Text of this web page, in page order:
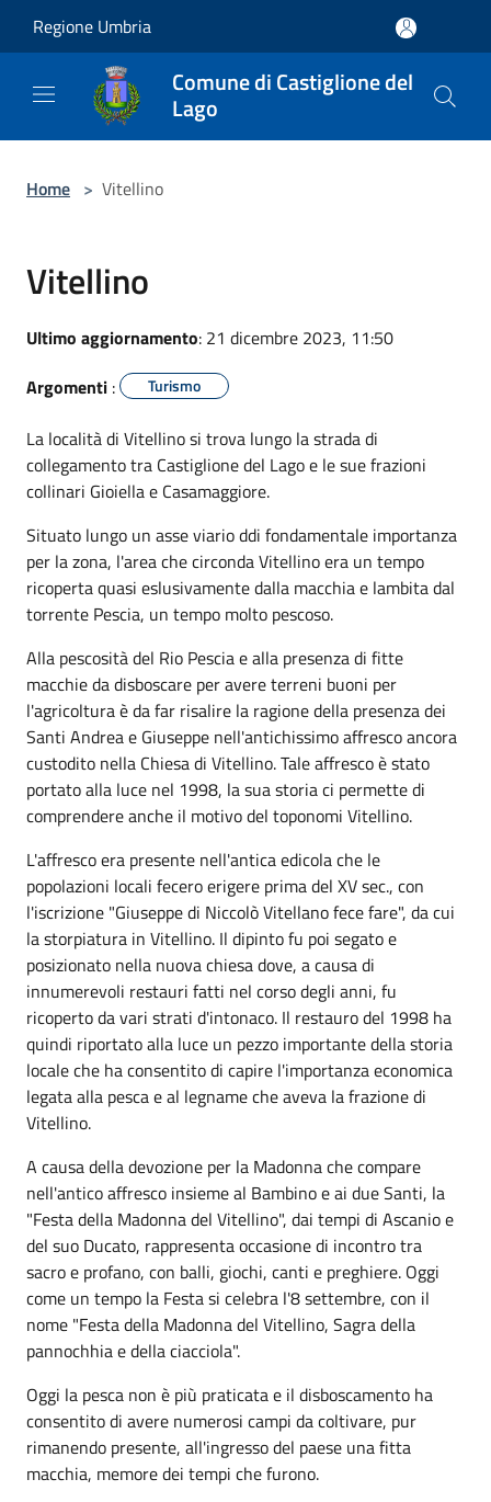
Regione Umbria
Comune di Castiglione del
Lago
Home > Vitellino
Vitellino
Ultimo aggiornamento: 21 dicembre 2023, 11:50
Argomenti : Turismo
La località di Vitellino si trova lungo la strada di
collegamento tra Castiglione del Lago e le sue frazioni
collinari Gioiella e Casamaggiore.
Situato lungo un asse viario ddi fondamentale importanza
per la zona, l'area che circonda Vitellino era un tempo
ricoperta quasi eslusivamente dalla macchia e lambita dal
torrente Pescia, un tempo molto pescoso.
Alla pescosità del Rio Pescia e alla presenza di fitte
macchie da disboscare per avere terreni buoni per
l'agricoltura è da far risalire la ragione della presenza dei
Santi Andrea e Giuseppe nell'antichissimo affresco ancora
custodito nella Chiesa di Vitellino. Tale affresco è stato
portato alla luce nel 1998, la sua storia ci permette di
comprendere anche il motivo del toponomi Vitellino.
L'affresco era presente nell'antica edicola che le
popolazioni locali fecero erigere prima del XV sec., con
l'iscrizione "Giuseppe di Niccolò Vitellano fece fare", da cui
la storpiatura in Vitellino. Il dipinto fu poi segato e
posizionato nella nuova chiesa dove, a causa di
innumerevoli restauri fatti nel corso degli anni, fu
ricoperto da vari strati d'intonaco. Il restauro del 1998 ha
quindi riportato alla luce un pezzo importante della storia
locale che ha consentito di capire l'importanza economica
legata alla pesca e al legname che aveva la frazione di
Vitellino.
A causa della devozione per la Madonna che compare
nell'antico affresco insieme al Bambino e ai due Santi, la
"Festa della Madonna del Vitellino", dai tempi di Ascanio e
del suo Ducato, rappresenta occasione di incontro tra
sacro e profano, con balli, giochi, canti e preghiere. Oggi
come un tempo la Festa si celebra l'8 settembre, con il
nome "Festa della Madonna del Vitellino, Sagra della
pannochhia e della ciacciola".
Oggi la pesca non è più praticata e il disboscamento ha
consentito di avere numerosi campi da coltivare, pur
rimanendo presente, all'ingresso del paese una fitta
macchia, memore dei tempi che furono.